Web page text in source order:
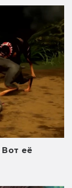
Вот её